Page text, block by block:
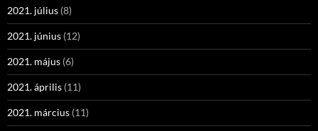
2021. július (8)
2021. június (12)
2021. május (6)
2021. április (11)
2021. március (11)